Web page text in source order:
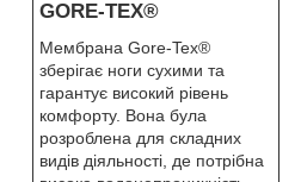
GORE-TEX®
Мембрана Gore-Tex®
зберігає ноги сухими та
гарантує високий рівень
комфорту. Вона була
розроблена для складних
видів діяльності, де потрібна